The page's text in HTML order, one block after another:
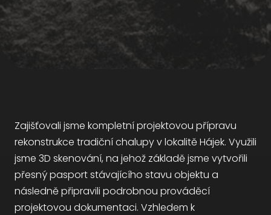
Zajišťovali jsme kompletní projektovou přípravu
rekonstrukce tradiční chalupy v lokalitě Hájek. Využili
jsme 3D skenování, na jehož základě jsme vytvořili
přesný pasport stávajícího stavu objektu a
následně připravili podrobnou prováděcí
projektovou dokumentaci. Vzhledem k